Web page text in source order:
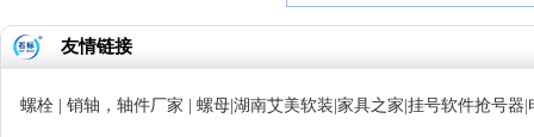
友情链接
螺栓| 销轴，轴件厂家 螺母| 湖南艾美软装 家具之家 挂号软件抢号器